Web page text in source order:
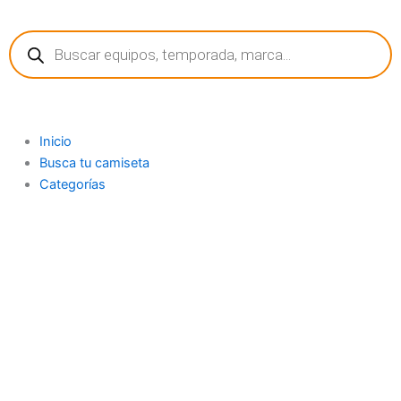
contenido
Búsqueda
de
productos
Inicio
Busca tu camiseta
Categorías